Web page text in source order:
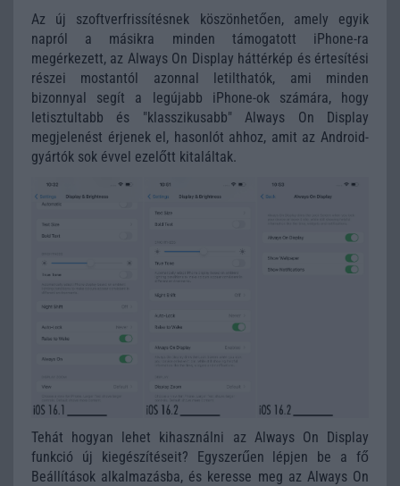
Az új szoftverfrissítésnek köszönhetően, amely egyik
napról a másikra minden támogatott iPhone-ra
megérkezett, az Always On Display háttérkép és értesítési
részei mostantól azonnal letilthatók, ami minden
bizonnyal segít a legújabb iPhone-ok számára, hogy
letisztultabb és "klasszikusabb" Always On Display
megjelenést érjenek el, hasonlót ahhoz, amit az Android-
gyártók sok évvel ezelőtt kitaláltak.
Tehát hogyan lehet kihasználni az Always On Display
funkció új kiegészítéseit? Egyszerűen lépjen be a fő
Beállítások alkalmazásba, és keresse meg az Always On